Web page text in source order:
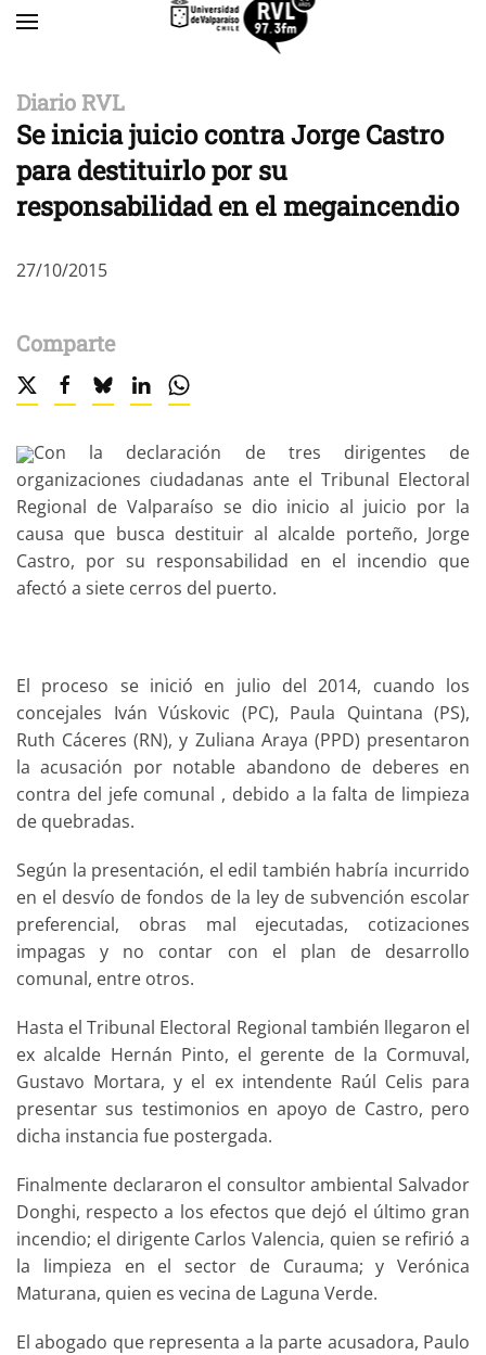
Diario RVL
Se inicia juicio contra Jorge Castro
para destituirlo por su
responsabilidad en el megaincendio
27/10/2015
Comparte
Con la declaración de tres dirigentes de
organizaciones ciudadanas ante el Tribunal Electoral
Regional de Valparaíso se dio inicio al juicio por la
causa que busca destituir al alcalde porteño, Jorge
Castro, por su responsabilidad en el incendio que
afectó a siete cerros del puerto.
El proceso se inició en julio del 2014, cuando los
concejales Iván Vúskovic (PC), Paula Quintana (PS),
Ruth Cáceres (RN), y Zuliana Araya (PPD) presentaron
la acusación por notable abandono de deberes en
contra del jefe comunal , debido a la falta de limpieza
de quebradas.
Según la presentación, el edil también habría incurrido
en el desvío de fondos de la ley de subvención escolar
preferencial, obras mal ejecutadas, cotizaciones
impagas y no contar con el plan de desarrollo
comunal, entre otros.
Hasta el Tribunal Electoral Regional también llegaron el
ex alcalde Hernán Pinto, el gerente de la Cormuval,
Gustavo Mortara, y el ex intendente Raúl Celis para
presentar sus testimonios en apoyo de Castro, pero
dicha instancia fue postergada.
Finalmente declararon el consultor ambiental Salvador
Donghi, respecto a los efectos que dejó el último gran
incendio; el dirigente Carlos Valencia, quien se refirió a
la limpieza en el sector de Curauma; y Verónica
Maturana, quien es vecina de Laguna Verde.
El abogado que representa a la parte acusadora, Paulo